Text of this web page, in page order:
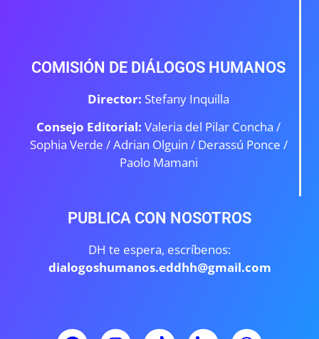
COMISIÓN DE DIÁLOGOS HUMANOS
Director: Stefany Inquilla
Consejo Editorial: Valeria del Pilar Concha /
Sophia Verde /Adrian Olguin / Derassú Ponce /
Paolo Mamani
PUBLICA CON NOSOTROS
DH te espera, escríbenos:
dialogoshumanos.eddhh@gmail.com